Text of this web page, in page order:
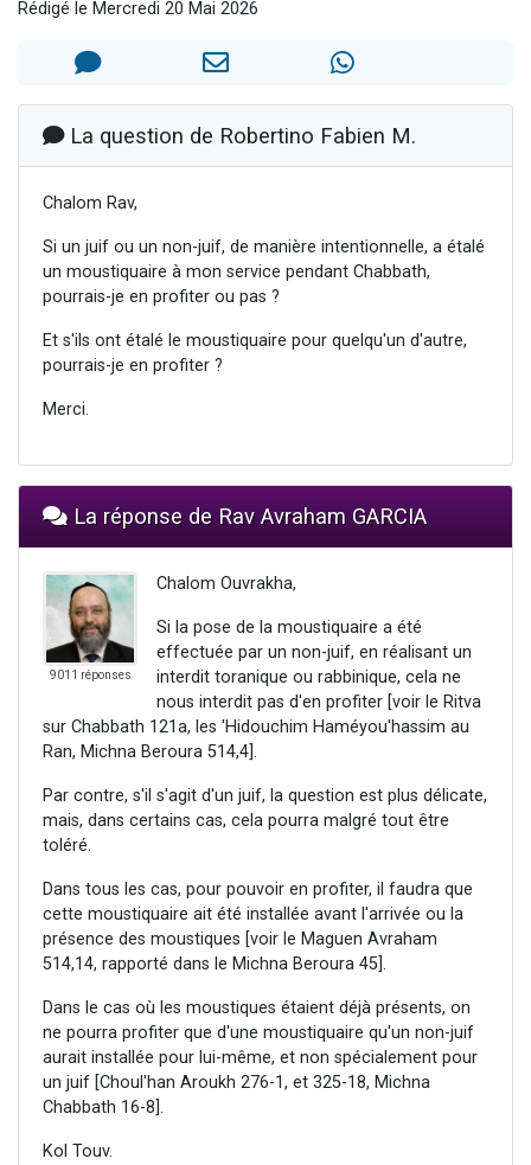
4 personnes viennent de faire un don pour Reloger Rivka, 6 enfants, victime de violences...
3 nouvelles musiques dans Torah-Box Music
Rédigé le Mercredi 20 Mai 2026
La question de Robertino Fabien M.
Chalom Rav,
Si un juif ou un non-juif, de manière intentionnelle, a étalé
un moustiquaire à mon service pendant Chabbath,
pourrais-je en profiter ou pas ?
Et s'ils ont étalé le moustiquaire pour quelqu'un d'autre,
pourrais-je en profiter ?
Merci.
La réponse de Rav Avraham GARCIA
9011 réponses
Chalom Ouvrakha,
Si la pose de la moustiquaire a été
effectuée par un non-juif, en réalisant un
interdit toranique ou rabbinique, cela ne
nous interdit pas d'en profiter [voir le Ritva
sur Chabbath 121a, les 'Hidouchim Haméyou'hassim au
Ran, Michna Beroura 514,4].
Par contre, s'il s'agit d'un juif, la question est plus délicate,
mais, dans certains cas, cela pourra malgré tout être
toléré.
Dans tous les cas, pour pouvoir en profiter, il faudra que
cette moustiquaire ait été installée avant l'arrivée ou la
présence des moustiques [voir le Maguen Avraham
514,14, rapporté dans le Michna Beroura 45].
Dans le cas où les moustiques étaient déjà présents, on
ne pourra profiter que d'une moustiquaire qu'un non-juif
aurait installée pour lui-même, et non spécialement pour
un juif [Choul'han Aroukh 276-1, et 325-18, Michna
Chabbath 16-8].
Kol Touv.